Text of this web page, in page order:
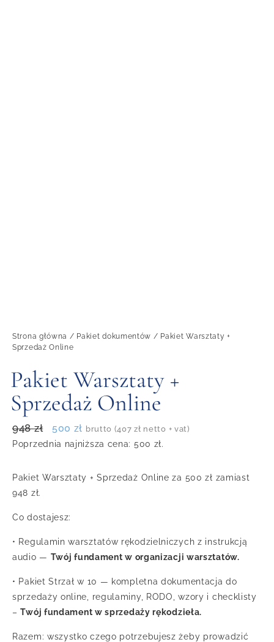
Strona główna / Pakiet dokumentów / Pakiet Warsztaty +
Sprzedaż Online
Pakiet Warsztaty +
Sprzedaż Online
948zł 500 zł brutto (407zł netto + vat)
Poprzednia najniższa cena: 500 zł.
Pakiet Warsztaty + Sprzedaż Online za 500 zł zamiast
948 zł.
Co dostajesz:
• Regulamin warsztatów rękodzielniczych z instrukcją
audio — Twój fundament w organizacji warsztatów.
• Pakiet Strzał w 10 — kompletna dokumentacja do
sprzedaży online, regulaminy, RODO, wzory i checklisty
–Twój fundament w sprzedaży rękodzieła.
Razem: wszystko czego potrzebujesz żeby prowadzić